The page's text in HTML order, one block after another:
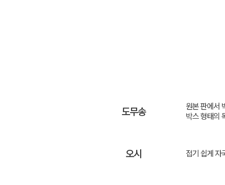
도무송
원본 판에서
박스 형태의
오시 접기 쉽게 자